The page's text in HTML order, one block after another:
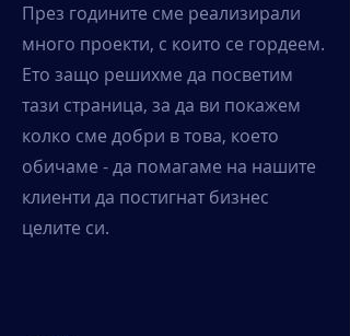
През годините сме реализирали
много проекти, с които се гордеем.
Ето защо решихме да посветим
тази страница, за да ви покажем
колко сме добри в това, което
обичаме - да помагаме на нашите
клиенти да постигнат бизнес
целите си.